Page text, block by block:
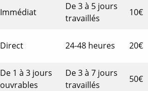
Immédiat
De 3 à 5 jours
travaillés
10€
Direct 24-48 heures 20€
De 1 à 3 jours
ouvrables
De 3 à 7 jours
travaillés
50€